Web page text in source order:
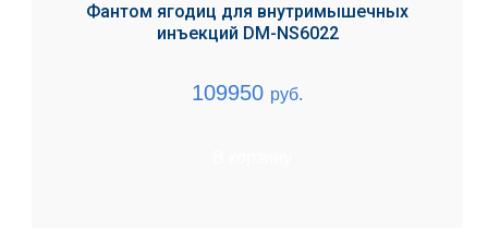
Фантом ягодиц для внутримышечных
инъекций DM-NS6022
109950 руб.